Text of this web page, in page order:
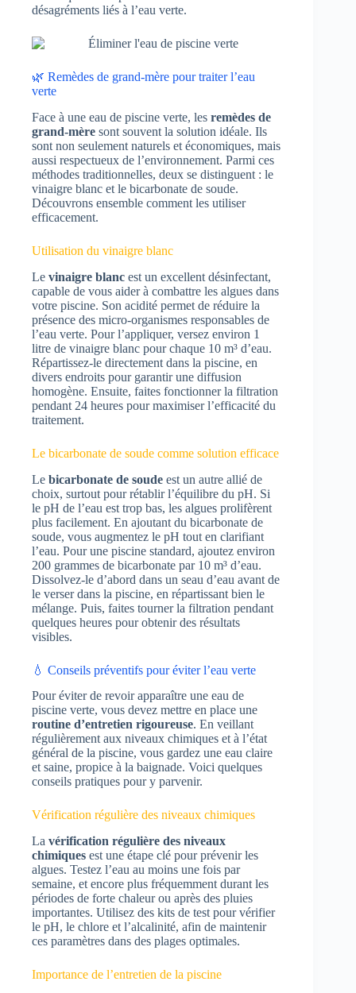
désagréments liés à l’eau verte.
🌿 Remèdes de grand-mère pour traiter l’eau
verte
Face à une eau de piscine verte, les remèdes de
grand-mère sont souvent la solution idéale. Ils
sont non seulement naturels et économiques, mais
aussi respectueux de l’environnement. Parmi ces
méthodes traditionnelles, deux se distinguent : le
vinaigre blanc et le bicarbonate de soude.
Découvrons ensemble comment les utiliser
efficacement.
Utilisation du vinaigre blanc
Le vinaigre blanc est un excellent désinfectant,
capable de vous aider à combattre les algues dans
votre piscine. Son acidité permet de réduire la
présence des micro-organismes responsables de
l’eau verte. Pour l’appliquer, versez environ 1
litre de vinaigre blanc pour chaque 10 m³ d’eau.
Répartissez-le directement dans la piscine, en
divers endroits pour garantir une diffusion
homogène. Ensuite, faites fonctionner la filtration
pendant 24 heures pour maximiser l’efficacité du
traitement.
Le bicarbonate de soude comme solution efficace
Le bicarbonate de soude est un autre allié de
choix, surtout pour rétablir l’équilibre du pH. Si
le pH de l’eau est trop bas, les algues prolifèrent
plus facilement. En ajoutant du bicarbonate de
soude, vous augmentez le pH tout en clarifiant
l’eau. Pour une piscine standard, ajoutez environ
200 grammes de bicarbonate par 10 m³ d’eau.
Dissolvez-le d’abord dans un seau d’eau avant de
le verser dans la piscine, en répartissant bien le
mélange. Puis, faites tourner la filtration pendant
quelques heures pour obtenir des résultats
visibles.
💧 Conseils préventifs pour éviter l’eau verte
Pour éviter de revoir apparaître une eau de
piscine verte, vous devez mettre en place une
routine d’entretien rigoureuse. En veillant
régulièrement aux niveaux chimiques et à l’état
général de la piscine, vous gardez une eau claire
et saine, propice à la baignade. Voici quelques
conseils pratiques pour y parvenir.
Vérification régulière des niveaux chimiques
La vérification régulière des niveaux
chimiques est une étape clé pour prévenir les
algues. Testez l’eau au moins une fois par
semaine, et encore plus fréquemment durant les
périodes de forte chaleur ou après des pluies
importantes. Utilisez des kits de test pour vérifier
le pH, le chlore et l’alcalinité, afin de maintenir
ces paramètres dans des plages optimales.
Importance de l’entretien de la piscine